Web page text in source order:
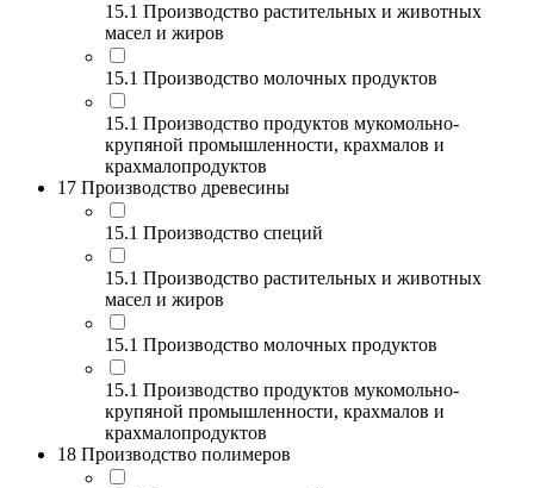
15.1 Производство растительных и животных
масел и жиров
15.1 Производство молочных продуктов
15.1 Производство продуктов мукомольно-
крупяной промышленности, крахмалов и
крахмалопродуктов
17 Производство древесины
15.1 Производство специй
15.1 Производство растительных и животных
масел и жиров
15.1 Производство молочных продуктов
15.1 Производство продуктов мукомольно-
крупяной промышленности, крахмалов и
крахмалопродуктов
18 Производство полимеров